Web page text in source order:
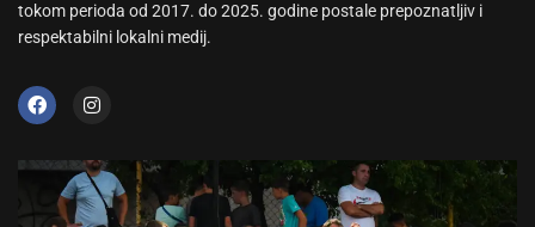
tokom perioda od 2017. do 2025. godine postale prepoznatljiv i
respektabilni lokalni medij.